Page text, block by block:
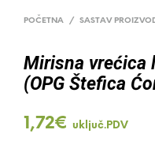
POČETNA / SASTAV
Mirisna vrećica
(OPG Štefica
1,72€ uključ.PDV